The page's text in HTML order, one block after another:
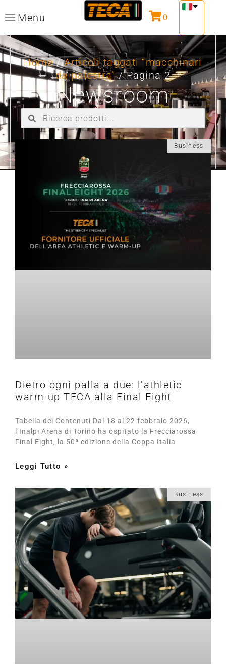
Menu 0
Home/Articoli taggati “macchinari
da palestra”/ Pagina 2
Newsroom
Business
Dietro ogni palla a due: l’athletic
warm-up TECA alla Final Eight
Tabella dei Contenuti Dal 18 al 22 febbraio 2026,
l’Inalpi Arena di Torino ha ospitato la Frecciarossa
Final Eight, la 50ª edizione della Coppa Italia
Leggi Tutto »
Business